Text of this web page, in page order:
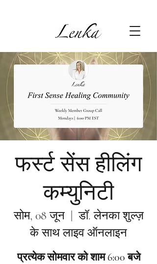
फर्स्ट सेंस हीलिंग
कम्युनिटी
सोम, 08 जून
  |
डॉ. लेनका शुल्ज़
के साथ लाइव ऑनलाइन
प्रत्येक सोमवार को शाम 6:00 बजे